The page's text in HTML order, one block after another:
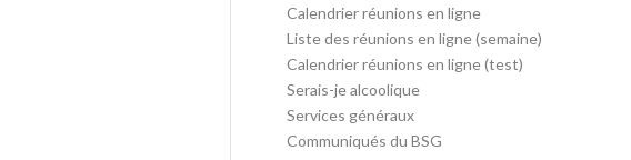
Calendrier réunions en ligne
Liste des réunions en ligne (semaine)
Calendrier réunions en ligne (test)
Serais-je alcoolique
Services généraux
Communiqués du BSG